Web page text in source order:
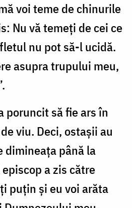
voi teme de chinurile
Nu vă temeți de cei ce
nu pot să-l ucidă.
asupra trupului meu,
poruncit să fie ars în
viu. Deci, ostașii au
dimineața până la
a zis către
puțin și eu voi arăta